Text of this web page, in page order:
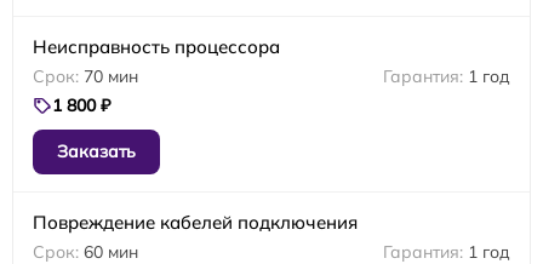
Неисправность процессора
70 мин
1 год
1 800 ₽
Заказать
Повреждение кабелей подключения
60 мин
1 год